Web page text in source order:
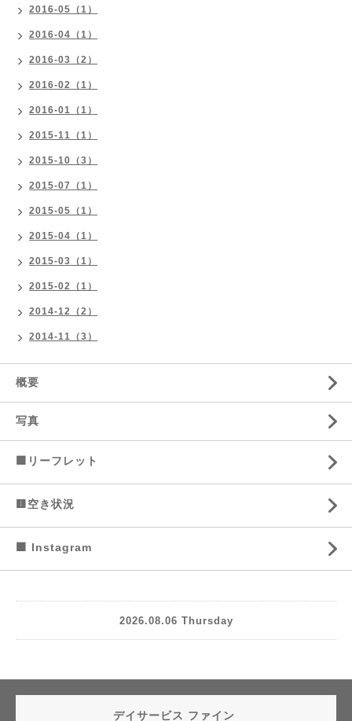
2016-05（1）
2016-04（1）
2016-03（2）
2016-02（1）
2016-01（1）
2015-11（1）
2015-10（3）
2015-07（1）
2015-05（1）
2015-04（1）
2015-03（1）
2015-02（1）
2014-12（2）
2014-11（3）
概要
写真
🟩リーフレット
🟨空き状況
🟧 Instagram
2026.08.06 Thursday
デイサービス ファイン